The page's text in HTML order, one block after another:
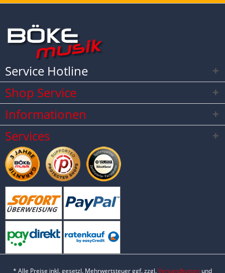
Service Hotline
Shop Service
Informationen
Services
* Alle Preise inkl. gesetzl. Mehrwertsteuer ggf. zzgl.Versandkosten und